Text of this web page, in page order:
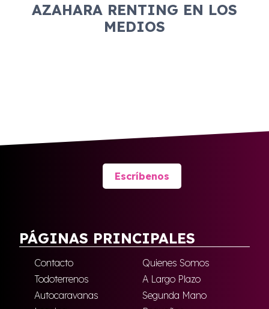
AZAHARA RENTING EN LOS
MEDIOS
Escríbenos
PÁGINAS PRINCIPALES
Contacto
Quienes Somos
Todoterrenos
A Largo Plazo
Autocaravanas
Segunda Mano